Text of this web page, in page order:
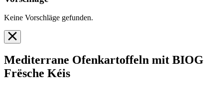
Keine Vorschläge gefunden.
Mediterrane Ofenkartoffeln mit BIOG
Frësche Kéis